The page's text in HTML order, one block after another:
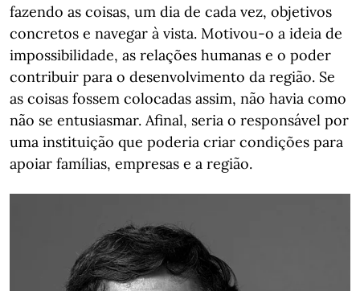
fazendo as coisas, um dia de cada vez, objetivos
concretos e navegar à vista. Motivou-o a ideia de
impossibilidade, as relações humanas e o poder
contribuir para o desenvolvimento da região. Se
as coisas fossem colocadas assim, não havia como
não se entusiasmar. Afinal, seria o responsável por
uma instituição que poderia criar condições para
apoiar famílias, empresas e a região.